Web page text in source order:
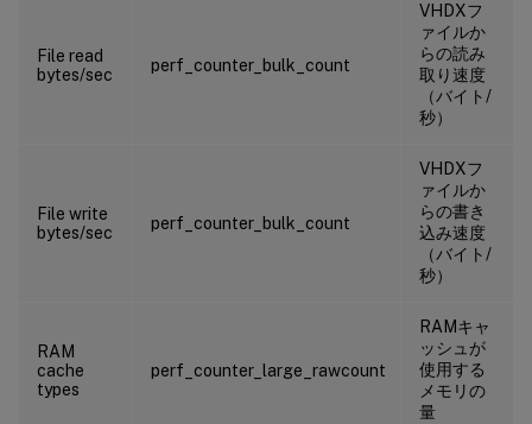
File read
bytes/sec
perf_counter_bulk_count
VHDXフ
ァイルか
らの読み
取り速度
（バイト/
秒）
File write
bytes/sec
perf_counter_bulk_count
VHDXフ
ァイルか
らの書き
込み速度
（バイト/
秒）
RAM
cache
types
perf_counter_large_rawcount
RAMキャ
ッシュが
使用する
メモリの
量